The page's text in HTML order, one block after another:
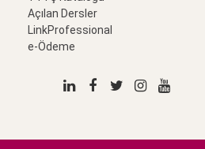
Açılan Dersler
LinkProfessional
e-Ödeme